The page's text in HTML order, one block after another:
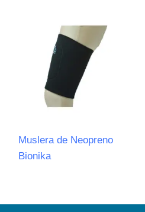
Muslera de Neopreno
Bionika